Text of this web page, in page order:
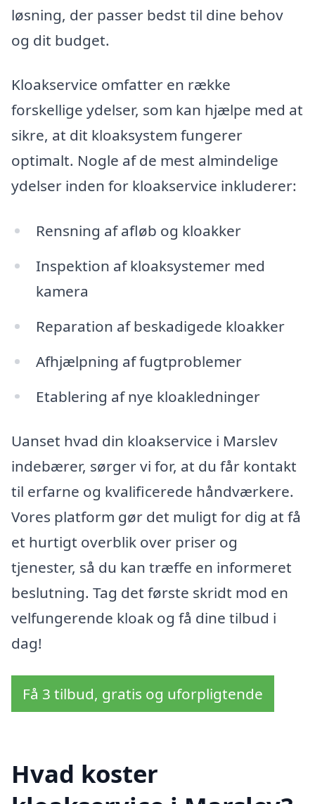
løsning, der passer bedst til dine behov
og dit budget.
Kloakservice omfatter en række
forskellige ydelser, som kan hjælpe med at
sikre, at dit kloaksystem fungerer
optimalt. Nogle af de mest almindelige
ydelser inden for kloakservice inkluderer:
Rensning af afløb og kloakker
Inspektion af kloaksystemer med
kamera
Reparation af beskadigede kloakker
Afhjælpning af fugtproblemer
Etablering af nye kloakledninger
Uanset hvad din kloakservice i Marslev
indebærer, sørger vi for, at du får kontakt
til erfarne og kvalificerede håndværkere.
Vores platform gør det muligt for dig at få
et hurtigt overblik over priser og
tjenester, så du kan træffe en informeret
beslutning. Tag det første skridt mod en
velfungerende kloak og få dine tilbud i
dag!
Få 3 tilbud, gratis og uforpligtende
Hvad koster